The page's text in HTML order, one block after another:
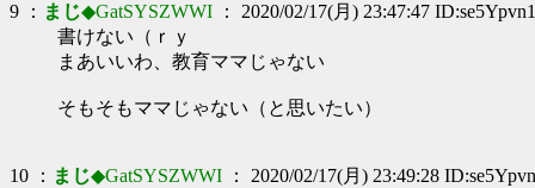
9 ： まじ◆GatSYSZWWI ： 2020/02/17(月) 23:47:47 ID:se5Ypvn1
書けない（ｒｙ
まあいいわ、教育ママじゃない
そもそもママじゃない（と思いたい）
10 ： まじ◆GatSYSZWWI ： 2020/02/17(月) 23:49:28